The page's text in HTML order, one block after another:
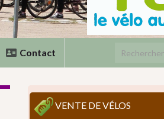
Contact Search for:
VENTE DE VÉLOS